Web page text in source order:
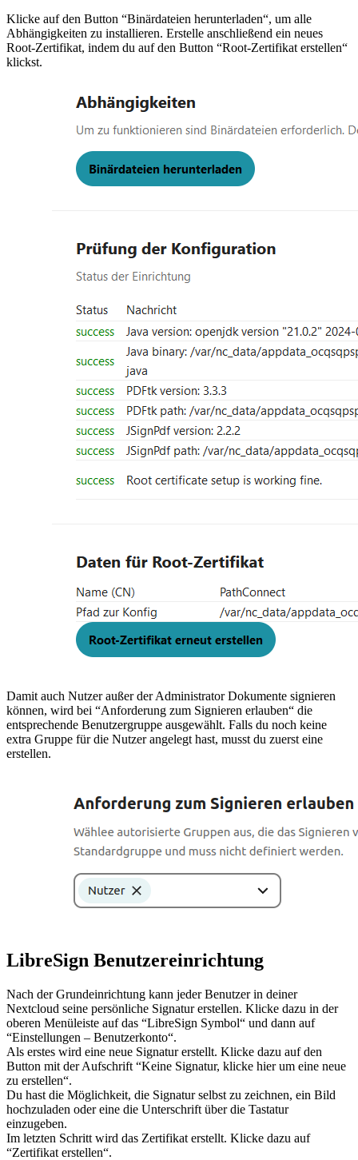
Klicke auf den Button “Binärdateien herunterladen“, um alle
Abhängigkeiten zu installieren. Erstelle anschließend ein neues
Root-Zertifikat, indem du auf den Button “Root-Zertifikat erstellen“
klickst.
Damit auch Nutzer außer der Administrator Dokumente signieren
können, wird bei “Anforderung zum Signieren erlauben“ die
entsprechende Benutzergruppe ausgewählt. Falls du noch keine
extra Gruppe für die Nutzer angelegt hast, musst du zuerst eine
erstellen.
LibreSign Benutzereinrichtung
Nach der Grundeinrichtung kann jeder Benutzer in deiner
Nextcloud seine persönliche Signatur erstellen. Klicke dazu in der
oberen Menüleiste auf das “LibreSign Symbol“ und dann auf
“Einstellungen – Benutzerkonto“.
Als erstes wird eine neue Signatur erstellt. Klicke dazu auf den
Button mit der Aufschrift “Keine Signatur, klicke hier um eine neue
zu erstellen“.
Du hast die Möglichkeit, die Signatur selbst zu zeichnen, ein Bild
hochzuladen oder eine die Unterschrift über die Tastatur
einzugeben.
Im letzten Schritt wird das Zertifikat erstellt. Klicke dazu auf
“Zertifikat erstellen“.